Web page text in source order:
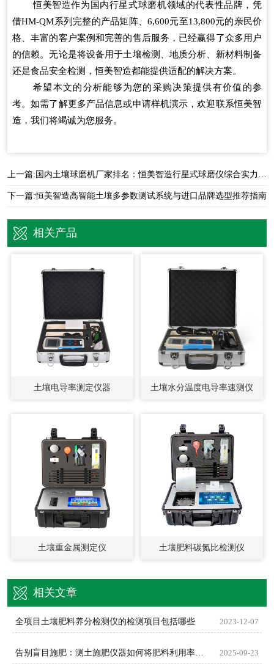
恒美智造作为国内行星式球磨机领域的代表性品牌，凭
借HM-QM系列完整的产品矩阵、6,600元至13,800元的亲民价
格、丰富的客户案例和完善的售后服务，已经赢得了众多用户
的信赖。无论是将设备用于土壤检测、地质分析、新材料制备
还是食品安全检测，恒美智造都能提供适配的解决方案。
希望本文的分析能够为您的采购决策提供有价值的参
考。如需了解更多产品信息或申请样机演示，欢迎联系恒美智
造，我们将竭诚为您服务。
上一篇: 国内土壤球磨机厂家排名：恒美智造行星式球磨仪综合实力评测
下一篇:恒美智造高智能土壤多参数测试系统与进口品牌选型推荐指南
相关产品
土壤电导率测定仪器 土壤水分温度电导率速测仪
土壤重金属测定仪 土壤肥料碳氮比检测仪
相关文章
全项目土壤肥料养分检测仪的检测项目包括哪些 2023-12-07
2025-09-23